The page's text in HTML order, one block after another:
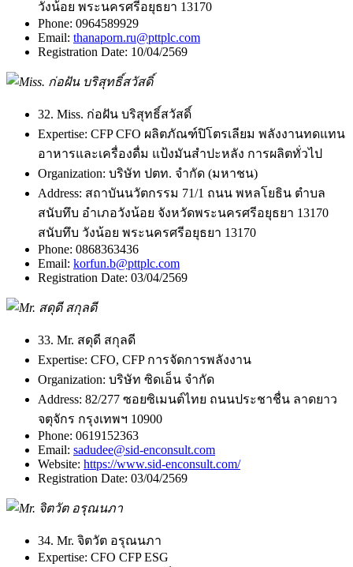
วังน้อย พระนครศรีอยุธยา 13170
Phone: 0964589929
Email: thanaporn.ru@pttplc.com
Registration Date: 10/04/2569
32. Miss. ก่อฝัน บริสุทธิ์สวัสดิ์
Expertise: CFP CFO ผลิตภัณฑ์ปิโตรเลียม พลังงานทดแทน
อาหารและเครื่องดื่ม แป้งมันสำปะหลัง การผลิตทั่วไป
Organization: บริษัท ปตท. จำกัด (มหาชน)
Address: สถาบันนวัตกรรม 71/1 ถนน พหลโยธิน ตำบล
สนับทึบ อำเภอวังน้อย จังหวัดพระนครศรีอยุธยา 13170
สนับทึบ วังน้อย พระนครศรีอยุธยา 13170
Phone: 0868363436
Email: korfun.b@pttplc.com
Registration Date: 03/04/2569
33. Mr. สดุดี สกุลดี
Expertise: CFO, CFP การจัดการพลังงาน
Organization: บริษัท ซิดเอ็น จำกัด
Address: 82/277 ซอยซิเมนต์ไทย ถนนประชาชื่น ลาดยาว
จตุจักร กรุงเทพฯ 10900
Phone: 0619152363
Email: sadudee@sid-enconsult.com
Website: https://www.sid-enconsult.com/
Registration Date: 03/04/2569
34. Mr. จิตวัต อรุณนภา
Expertise: CFO CFP ESG